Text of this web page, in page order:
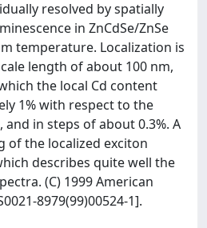
resolved by spatially
in ZnCdSe/ZnSe
temperature. Localization is
length of about 100 nm,
the local Cd content
1% with respect to the
in steps of about 0.3%. A
of the localized exciton
describes quite well the
(C) 1999 American
8979(99)00524-1].